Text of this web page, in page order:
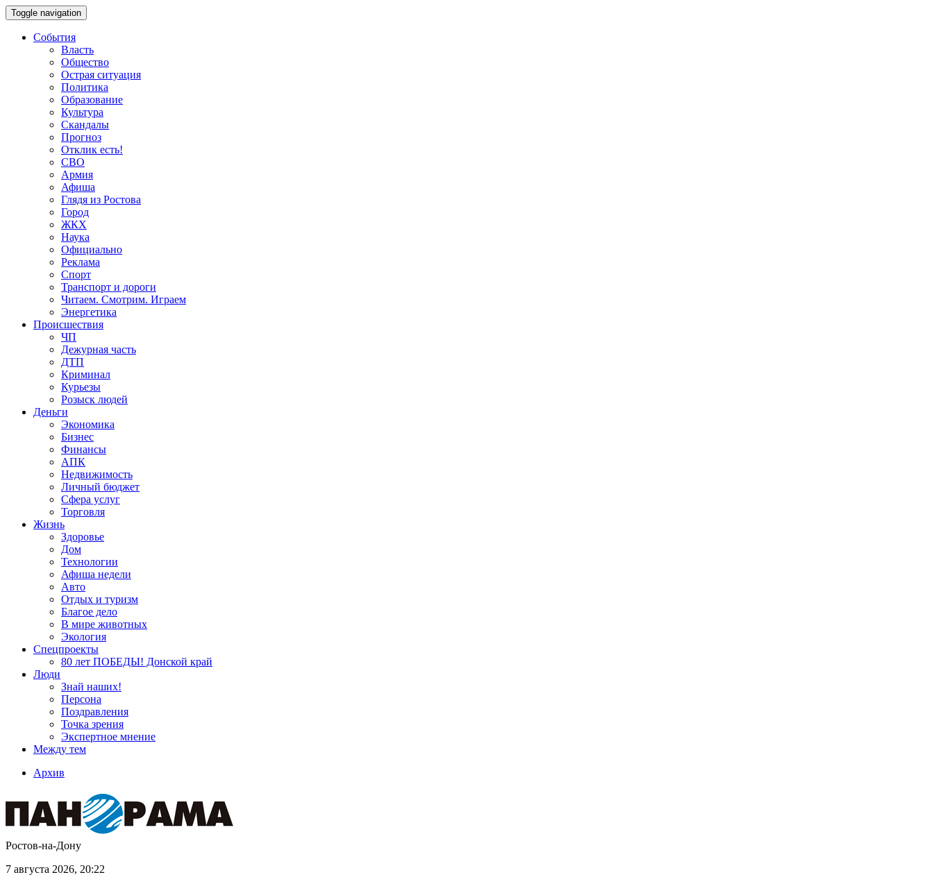
Toggle navigation
События
Власть
Общество
Острая ситуация
Политика
Образование
Культура
Скандалы
Прогноз
Отклик есть!
СВО
Армия
Афиша
Глядя из Ростова
Город
ЖКХ
Наука
Официально
Реклама
Спорт
Транспорт и дороги
Читаем. Смотрим. Играем
Энергетика
Происшествия
ЧП
Дежурная часть
ДТП
Криминал
Курьезы
Розыск людей
Деньги
Экономика
Бизнес
Финансы
АПК
Недвижимость
Личный бюджет
Сфера услуг
Торговля
Жизнь
Здоровье
Дом
Технологии
Афиша недели
Авто
Отдых и туризм
Благое дело
В мире животных
Экология
Спецпроекты
80 лет ПОБЕДЫ! Донской край
Люди
Знай наших!
Персона
Поздравления
Точка зрения
Экспертное мнение
Между тем
Архив
Ростов-на-Дону
7 августа 2026, 20:22